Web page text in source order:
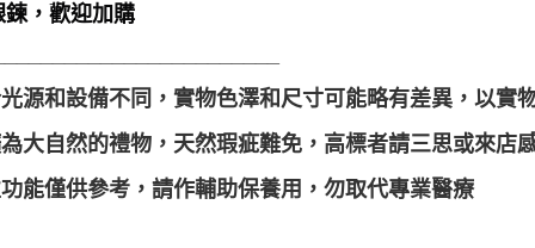
鍊，歡迎加購
光源和設備不同，實物色澤和尺寸可能略有差異，以實
為大自然的禮物，天然瑕疵難免，高標者請三思或來店
功能僅供參考，請作輔助保養用，勿取代專業醫療